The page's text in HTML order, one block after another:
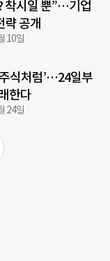
착시일 뿐”…기업
략 공개
10일
식처럼’…24일부
한다
24일